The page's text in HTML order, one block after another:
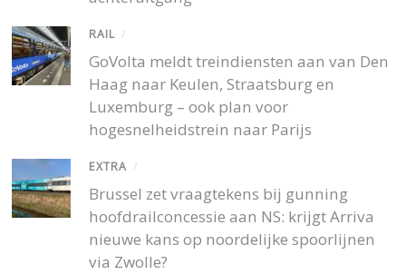
RAIL /
GoVolta meldt treindiensten aan van Den
Haag naar Keulen, Straatsburg en
Luxemburg – ook plan voor
hogesnelheidstrein naar Parijs
EXTRA /
Brussel zet vraagtekens bij gunning
hoofdrailconcessie aan NS: krijgt Arriva
nieuwe kans op noordelijke spoorlijnen
via Zwolle?